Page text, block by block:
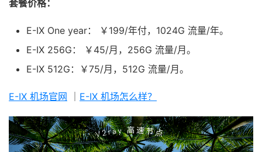
套餐价格：
E-IX One year： ￥199/年付，1024G 流量/年。
E-IX 256G： ￥45/月，256G 流量/月。
E-IX 512G：￥75/月，512G 流量/月。
E-IX 机场官网 E-IX 机场怎么样？